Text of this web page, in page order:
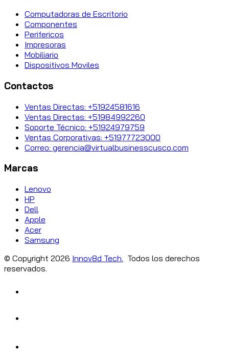
Computadoras de Escritorio
Componentes
Perifericos
Impresoras
Mobiliario
Dispositivos Moviles
Contactos
Ventas Directas: +51924581616
Ventas Directas: +51984992260
Soporte Técnico: +51924979759
Ventas Corporativas: +51977723000
Correo: gerencia@virtualbusinesscusco.com
Marcas
Lenovo
HP
Dell
Apple
Acer
Samsung
© Copyright 2026 Innov8d Tech. Todos los derechos
reservados.